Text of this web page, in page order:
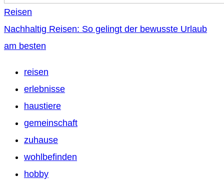
Reisen
Nachhaltig Reisen: So gelingt der bewusste Urlaub
am besten
reisen
erlebnisse
haustiere
gemeinschaft
zuhause
wohlbefinden
hobby